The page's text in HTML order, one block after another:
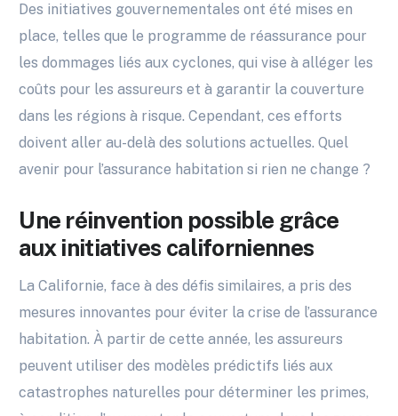
Des initiatives gouvernementales ont été mises en
place, telles que le programme de réassurance pour
les dommages liés aux cyclones, qui vise à alléger les
coûts pour les assureurs et à garantir la couverture
dans les régions à risque. Cependant, ces efforts
doivent aller au-delà des solutions actuelles. Quel
avenir pour l’assurance habitation si rien ne change ?
Une réinvention possible grâce
aux initiatives californiennes
La Californie, face à des défis similaires, a pris des
mesures innovantes pour éviter la crise de l’assurance
habitation. À partir de cette année, les assureurs
peuvent utiliser des modèles prédictifs liés aux
catastrophes naturelles pour déterminer les primes,